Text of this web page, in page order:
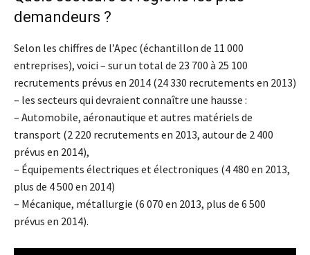
demandeurs ?
Selon les chiffres de l’Apec (échantillon de 11 000
entreprises), voici – sur un total de 23 700 à 25 100
recrutements prévus en 2014 (24 330 recrutements en 2013)
– les secteurs qui devraient connaître une hausse :
– Automobile, aéronautique et autres matériels de
transport (2 220 recrutements en 2013, autour de 2 400
prévus en 2014),
– Équipements électriques et électroniques (4 480 en 2013,
plus de 4 500 en 2014)
– Mécanique, métallurgie (6 070 en 2013, plus de 6 500
prévus en 2014).